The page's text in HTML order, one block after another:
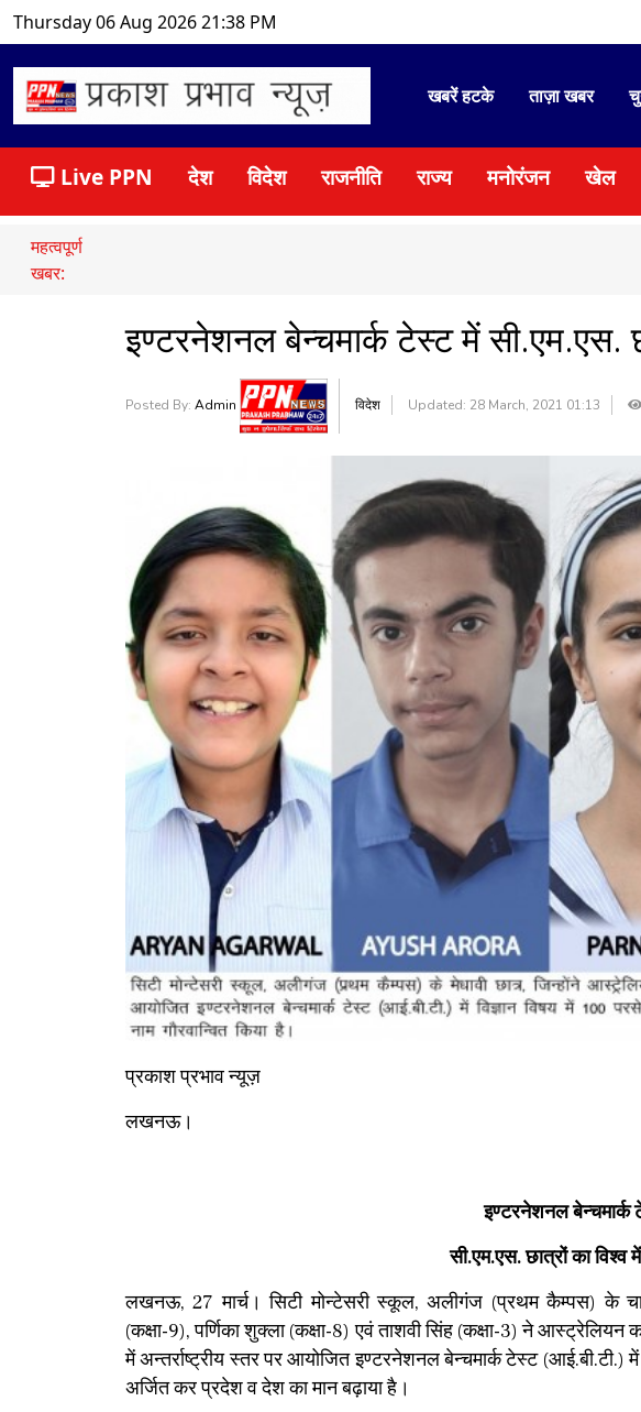
Thursday 06 Aug 2026 21:38 PM
खबरें हटके ताज़ा खबर
Live PPN देश विदेश राजनीति राज्य मनोरंजन खेल
महत्वपूर्ण
खबर:
इण्टरनेशनल बेन्चमार्क टेस्ट में सी.एम.एस.
Posted By: Admin विदेश Updated: 28 March, 2021 01:13
प्रकाश प्रभाव न्यूज़
लखनऊ।
इण्टरनेशनल बेन्चमार्क
सी.एम.एस. छात्रों का
लखनऊ, 27 मार्च। सिटी मोन्टेसरी स्कूल, अलीगंज (प्रथम कैम्पस) के
(कक्षा-9), पर्णिका शुक्ला (कक्षा-8) एवं ताशवी सिंह (कक्षा-3) ने
में अन्तर्राष्ट्रीय स्तर पर आयोजित इण्टरनेशनल बेन्चमार्क टेस्ट
अर्जित कर प्रदेश व देश का मान बढ़ाया है।